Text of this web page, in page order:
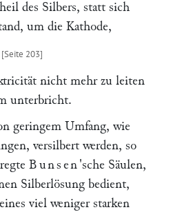
des Silbers, statt sich
um die Kathode,
nicht mehr zu leiten
unterbricht.
geringem Umfang, wie
versilbert werden, so
Bunsen 'sche Säulen,
Silberlösung bedient,
viel weniger starken